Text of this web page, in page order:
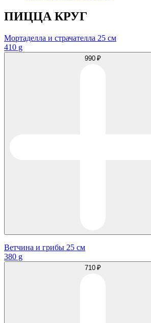
ПИЦЦА КРУГ
Мортаделла и страчателла 25 см
410 g
990 ₽
Ветчина и грибы 25 см
380 g
710 ₽